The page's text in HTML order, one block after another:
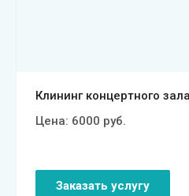
Клининг концертного зала
Цена: 6000 руб.
Заказать услугу